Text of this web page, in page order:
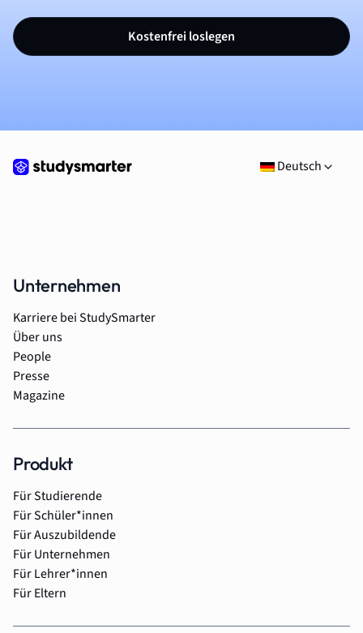
Kostenfrei loslegen
Deutsch
Unternehmen
Karriere bei StudySmarter
Über uns
People
Presse
Magazine
Produkt
Für Studierende
Für Schüler*innen
Für Auszubildende
Für Unternehmen
Für Lehrer*innen
Für Eltern